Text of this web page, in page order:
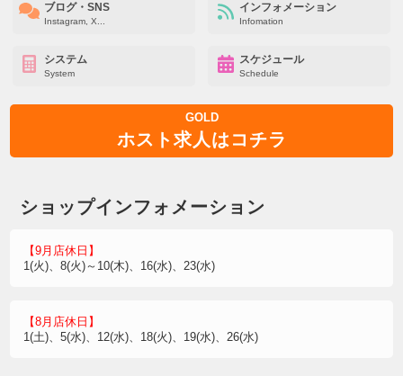
ブログ・SNS
Instagram, X...
インフォメーション
Infomation
システム
System
スケジュール
Schedule
GOLD
ホスト求人はコチラ
ショップインフォメーション
【9月店休日】
1(火)、8(火)～10(木)、16(水)、23(水)
【8月店休日】
1(土)、5(水)、12(水)、18(火)、19(水)、26(水)